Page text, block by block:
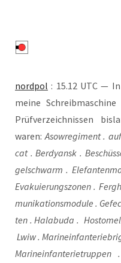
nord­pol : 15.12 UTC —
mei­ne
Prüf­ver­zeich­nis­sen
waren: Aso­w­re­gi­ment .
cat . Ber­dy­ansk .
gel­schwarm .
Eva­ku­ie­rungs­zo­nen .
mu­ni­ka­ti­ons­mo­dule .
ten . Hala­bu­da .
Lwiw .